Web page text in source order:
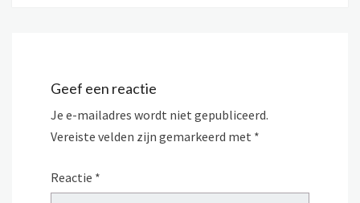
Geef een reactie
Je e-mailadres wordt niet gepubliceerd.
Vereiste velden zijn gemarkeerd met *
Reactie *